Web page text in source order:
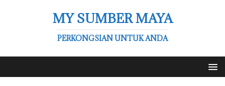
MY SUMBER MAYA
PERKONGSIAN UNTUK ANDA